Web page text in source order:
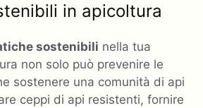
in apicoltura
sostenibili nella tua
non solo può prevenire le
sostenere una comunità di api
ceppi di api resistenti, fornire